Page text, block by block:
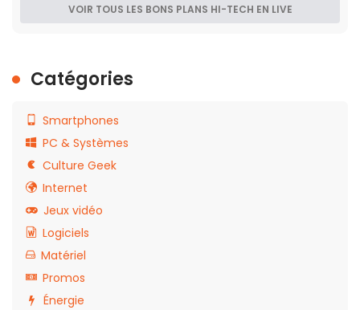
VOIR TOUS LES BONS PLANS HI-TECH EN LIVE
Catégories
Smartphones
PC & Systèmes
Culture Geek
Internet
Jeux vidéo
Logiciels
Matériel
Promos
Énergie